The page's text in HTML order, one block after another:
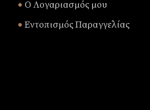
• Ο Λογαριασμός μου
• Εντοπισμός Παραγγελίας